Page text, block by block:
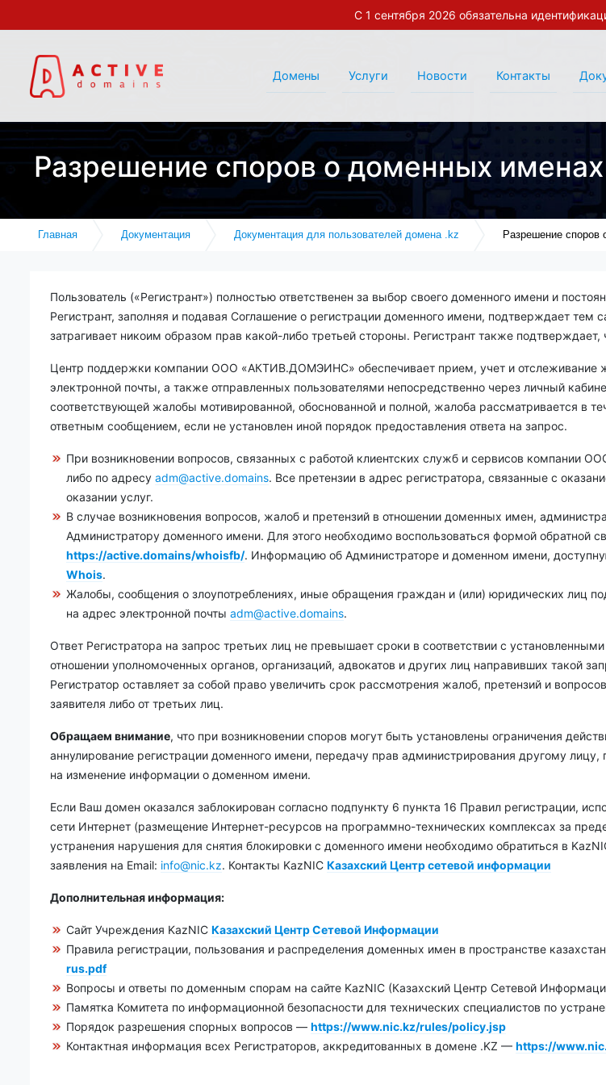
С 1 сентября 2026 обязательна
Домены Услуги Новости Контакты
Разрешение споров о доменных именах
Главная Документация Документация для пользователей домена .kz Разрешение
Пользователь («Регистрант») полностью ответственен за выбор своего доменного имени и
Регистрант, заполняя и подавая Соглашение о регистрации доменного имени, подтверждает
затрагивает никоим образом прав какой-либо третьей стороны. Регистрант также
Центр поддержки компании ООО «АКТИВ.ДОМЭИНС» обеспечивает прием, учет и отслеживание
электронной почты, а также отправленных пользователями непосредственно через личный
соответствующей жалобы мотивированной, обоснованной и полной, жалоба рассматривается в
ответным сообщением, если не установлен иной порядок предоставления ответа на запрос.
При возникновении вопросов, связанных с работой клиентских служб и сервисов
либо по адресу adm@active.domains. Все претензии в адрес регистратора, связанные с
оказании услуг.
В случае возникновения вопросов, жалоб и претензий в отношении доменных имен,
Администратору доменного имени. Для этого необходимо воспользоваться формой обратной
https://active.domains/whoisfb/. Информацию об Администраторе и доменном имени,
Whois.
Жалобы, сообщения о злоупотреблениях, иные обращения граждан и (или) юридических лиц
на адрес электронной почты adm@active.domains.
Ответ Регистратора на запрос третьих лиц не превышает сроки в соответствии с
отношении уполномоченных органов, организаций, адвокатов и других лиц направивших такой
Регистратор оставляет за собой право увеличить срок рассмотрения жалоб, претензий и
заявителя либо от третьих лиц.
Обращаем внимание, что при возникновении споров могут быть установлены ограничения
аннулирование регистрации доменного имени, передачу прав администрирования другому
на изменение информации о доменном имени.
Если Ваш домен оказался заблокирован согласно подпункту 6 пункта 16 Правил регистрации,
сети Интернет (размещение Интернет-ресурсов на программно-технических комплексах за
устранения нарушения для снятия блокировки с доменного имени необходимо обратиться в
заявления на Email: info@nic.kz. Контакты KazNIC Казахский Центр сетевой информации
Дополнительная информация:
Сайт Учреждения KazNIC Казахский Центр Сетевой Информации
Правила регистрации, пользования и распределения доменных имен в пространстве
rus.pdf
Вопросы и ответы по доменным спорам на сайте KazNIC (Казахский Центр Сетевой
Памятка Комитета по информационной безопасности для технических специалистов по
Порядок разрешения спорных вопросов — https://www.nic.kz/rules/policy.jsp
Контактная информация всех Регистраторов, аккредитованных в домене .KZ — https://